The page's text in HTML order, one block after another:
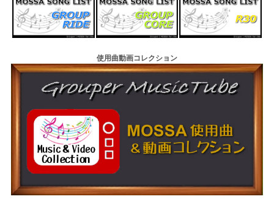
使用曲動画コレクション